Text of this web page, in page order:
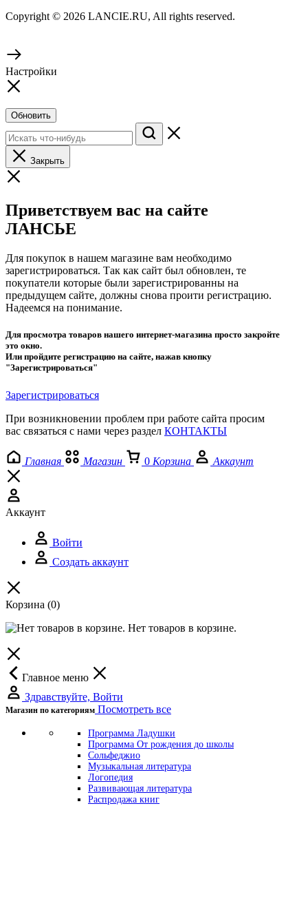
Copyright © 2026 LANCIE.RU, All rights reserved.
Настройки
Обновить
Закрыть
Приветствуем вас на сайте
ЛАНСЬЕ
Для покупок в нашем магазине вам необходимо
зарегистрироваться. Так как сайт был обновлен, те
покупатели которые были зарегистрированны на
предыдущем сайте, должны снова проити регистрацию.
Надеемся на понимание.
Для просмотра товаров нашего интернет-магазина просто закройте
это окно.
Или пройдите регистрацию на сайте, нажав кнопку
"Зарегистрироваться"
Зарегистрироваться
При возникновении проблем при работе сайта просим
вас связаться с нами через раздел КОНТАКТЫ
Главная Магазин 0 Корзина Аккаунт
Аккаунт
Войти
Создать аккаунт
Корзина (0)
Нет товаров в корзине.
Главное меню
Здравствуйте, Войти
Магазин по категориям Посмотреть все
Программа Ладушки
Программа От рождения до школы
Сольфеджио
Музыкальная литература
Логопедия
Развивающая литература
Распродажа книг